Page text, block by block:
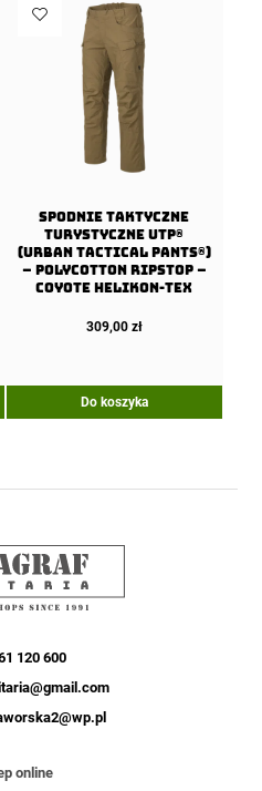
Spodnie Taktyczne
Turystyczne UTP®
(Urban Tactical Pants®)
– PolyCotton Ripstop –
Coyote Helikon-Tex
309,00 zł
Do koszyka
120 600
online